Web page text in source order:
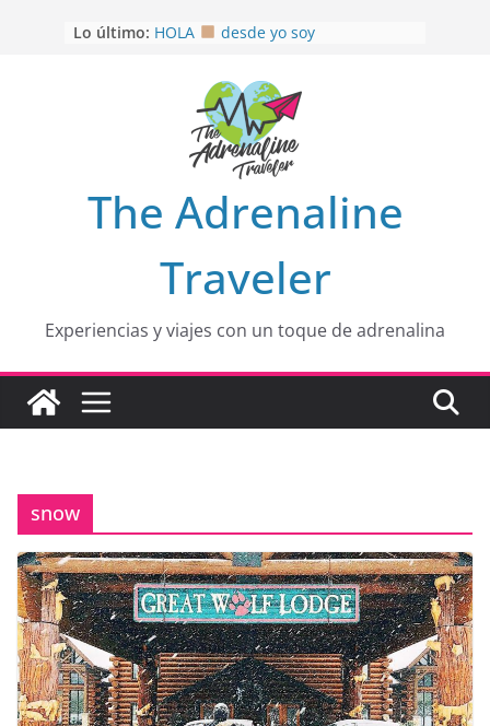
Lo último: HOLA
desde yo soy
EL SENDERO DEL CACAO: Excelente
opción
HOSPEDAJE AL NATURALSHH !!
OTRA PERSPECTIVA de RÍO EL
MULITO!
The Adrenaline
Traveler
Experiencias y viajes con un toque de adrenalina
snow